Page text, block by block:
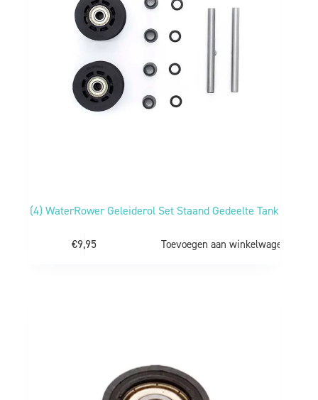
(4) WaterRower Geleiderol Set Staand Gedeelte Tank
€9,95 Toevoegen aan winkelwagen